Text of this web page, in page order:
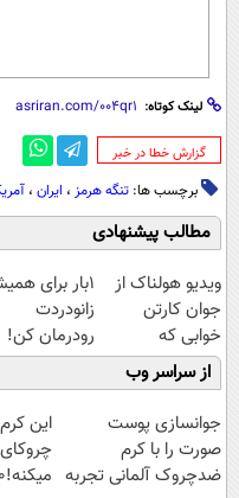
لینک کوتاه:
‌گزارش خطا در خبر
برچسب ها: تنگه هرمز ، ایران ،
مطالب پیشنهادی
ویدیو هولناک از
جوان کارتن
خوابی که
میلیاردر شد.
آموزش رایگان
1بار برای
زانودردت
رودرمان کن!
(تکنولوژی
◂پرسشنامه▸
از سراسر وب
جوانسازی پوست
صورت را با کرم
ضدچروک آلمانی تجربه
این
میکنه!50%تخفیف